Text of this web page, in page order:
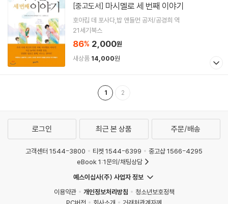
[중고도서] 마시멜로 세 번째 이야기
호아킴 데 포사다,밥 앤들먼 공저/공경희 역
21세기북스
86% 2,000원
새상품 14,000원
1 2
로그인 최근 본 상품 주문/배송
고객센터 1544-3800 티켓 1544-6399
중고샵 1566-4295
eBook 1:1문의/채팅상담
예스이십사(주) 사업자 정보
이용약관
개인정보처리방침
청소년보호정책